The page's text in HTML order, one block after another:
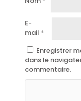
E-
mail *
Enregistrer
dans le
commentaire.